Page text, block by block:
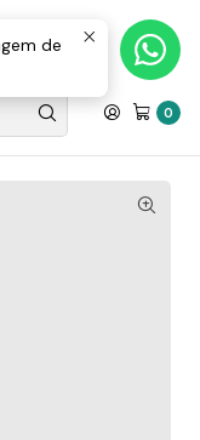
0
rede fixa nacional) «»
Maxled
de